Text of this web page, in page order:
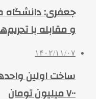
جعفری: دانشگاه
و مقابله با
۱۴۰۲/۱۱/۰۷
ساخت اولین
۷۰۰ میلیون تومان